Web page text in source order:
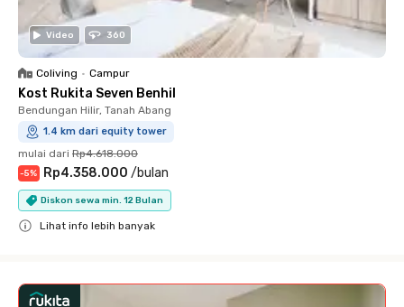
Video 360
Coliving • Campur
Kost Rukita Seven Benhil
Bendungan Hilir, Tanah Abang
1.4 km dari equity tower
mulai dari Rp4.618.000
-5% Rp4.358.000 /bulan
Diskon sewa min. 12 Bulan
Lihat info lebih banyak